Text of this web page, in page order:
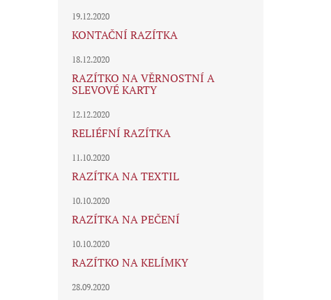
19.12.2020
KONTAČNÍ RAZÍTKA
18.12.2020
RAZÍTKO NA VĚRNOSTNÍ A
SLEVOVÉ KARTY
12.12.2020
RELIÉFNÍ RAZÍTKA
11.10.2020
RAZÍTKA NA TEXTIL
10.10.2020
RAZÍTKA NA PEČENÍ
10.10.2020
RAZÍTKO NA KELÍMKY
28.09.2020